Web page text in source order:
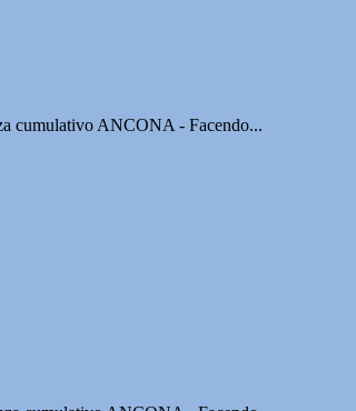
cumulativo ANCONA - Facendo...